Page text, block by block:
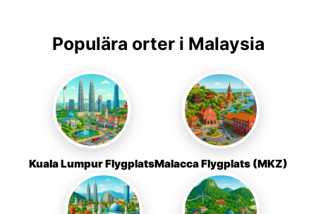
Populära orter i Malaysia
Kuala Lumpur FlygplatsMalacca Flygplats (MKZ)